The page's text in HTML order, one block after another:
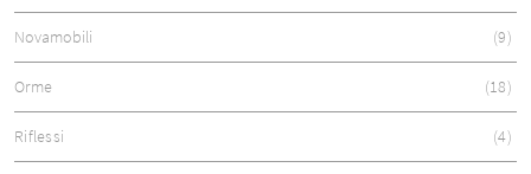
Novamobili 9
Orme 18
Riflessi 4